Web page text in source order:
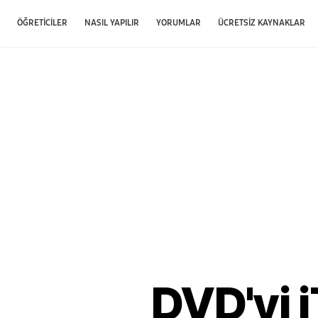
ÖĞRETICILER NASIL YAPILIR YORUMLAR ÜCRETSIZ KAYNAKLAR
DVD'yi